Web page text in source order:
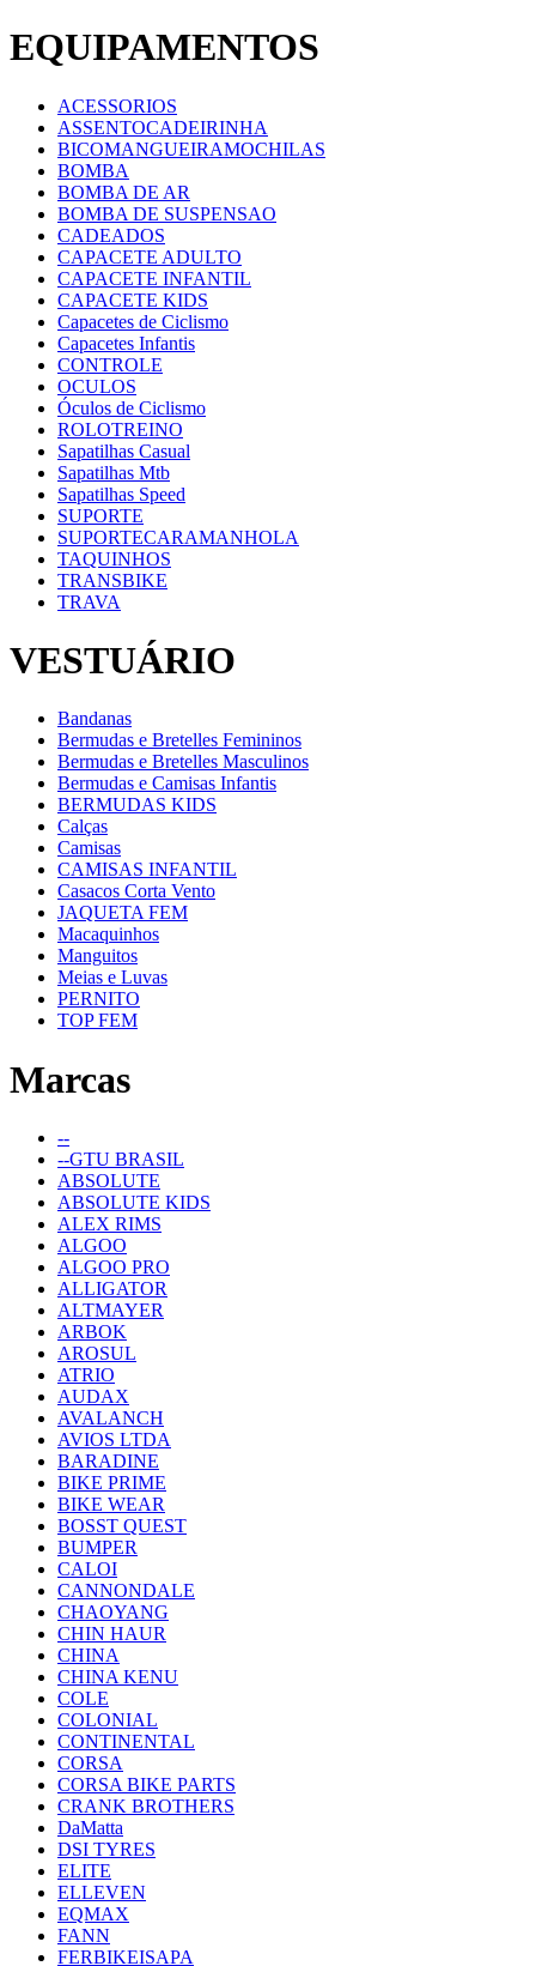
EQUIPAMENTOS
ACESSORIOS
ASSENTOCADEIRINHA
BICOMANGUEIRAMOCHILAS
BOMBA
BOMBA DE AR
BOMBA DE SUSPENSAO
CADEADOS
CAPACETE ADULTO
CAPACETE INFANTIL
CAPACETE KIDS
Capacetes de Ciclismo
Capacetes Infantis
CONTROLE
OCULOS
Óculos de Ciclismo
ROLOTREINO
Sapatilhas Casual
Sapatilhas Mtb
Sapatilhas Speed
SUPORTE
SUPORTECARAMANHOLA
TAQUINHOS
TRANSBIKE
TRAVA
VESTUÁRIO
Bandanas
Bermudas e Bretelles Femininos
Bermudas e Bretelles Masculinos
Bermudas e Camisas Infantis
BERMUDAS KIDS
Calças
Camisas
CAMISAS INFANTIL
Casacos Corta Vento
JAQUETA FEM
Macaquinhos
Manguitos
Meias e Luvas
PERNITO
TOP FEM
Marcas
--
--GTU BRASIL
ABSOLUTE
ABSOLUTE KIDS
ALEX RIMS
ALGOO
ALGOO PRO
ALLIGATOR
ALTMAYER
ARBOK
AROSUL
ATRIO
AUDAX
AVALANCH
AVIOS LTDA
BARADINE
BIKE PRIME
BIKE WEAR
BOSST QUEST
BUMPER
CALOI
CANNONDALE
CHAOYANG
CHIN HAUR
CHINA
CHINA KENU
COLE
COLONIAL
CONTINENTAL
CORSA
CORSA BIKE PARTS
CRANK BROTHERS
DaMatta
DSI TYRES
ELITE
ELLEVEN
EQMAX
FANN
FERBIKEISAPA